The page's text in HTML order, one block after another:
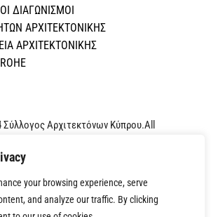
your browsing experience, serve
and analyze our traffic. By clicking
ΔΙΑΓΩΝΙΣΜΟΙ
ΑΡΧΙΤΕΚΤΟΝΙΚΗΣ
ΑΡΧΙΤΕΚΤΟΝΙΚΗΣ
Αρχιτεκτόνων Κύπρου.All